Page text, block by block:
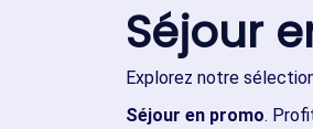
Séjour
Explorez notre
Séjour en promo.